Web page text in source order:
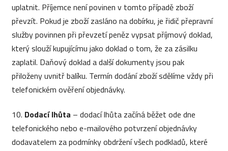
uplatnit. Příjemce není povinen v tomto případě zboží
převzít. Pokud je zboží zasláno na dobírku, je řidič přepravní
služby povinnen při převzetí peněz vypsat příjmový doklad,
který slouží kupujícímu jako doklad o tom, že za zásilku
zaplatil. Daňový doklad a další dokumenty jsou pak
přiloženy uvnitř balíku. Termín dodání zboží sdělíme vždy při
telefonickém ověření objednávky.
10. Dodací lhůta – dodací lhůta začíná běžet ode dne
telefonického nebo e-mailového potvrzení objednávky
dodavatelem za podmínky obdržení všech podkladů, které